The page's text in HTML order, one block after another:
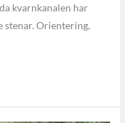
kvarnkanalen har
stenar. Orientering,